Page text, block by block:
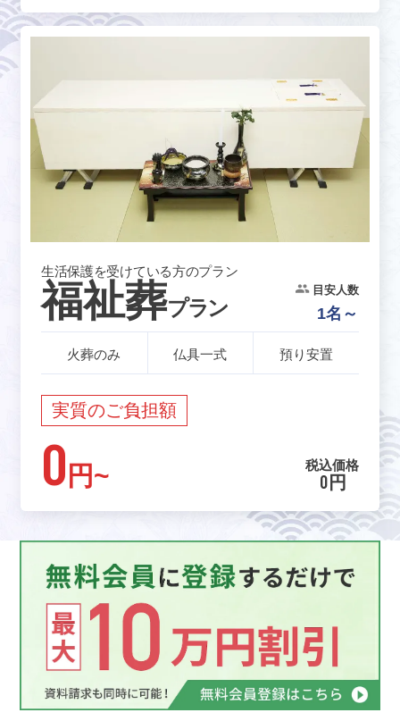
生活保護を受けている方のプラン
福祉葬プラン
目安人数
1名～
火葬のみ 仏具一式 預り安置
実質のご負担額
0 円~ 税込価格
0円